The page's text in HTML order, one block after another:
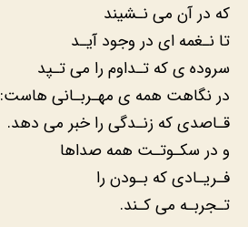
که در آن می نـشیند
تا نـغمه ای در وجود آیـد
سروده ی که تـداوم را می تـپد
در نگاهت همه ی مهـربـانی هاست:
قـاصدی که زنـدگی را خبر می دهد.
و در سکـوتـت همه صداها
فـریـادی که بـودن را
تـجربـه می کـند.